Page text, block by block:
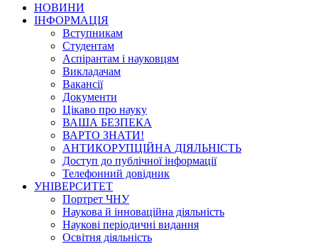
НОВИНИ
ІНФОРМАЦІЯ
Вступникам
Студентам
Аспірантам і науковцям
Викладачам
Вакансії
Документи
Цікаво про науку
ВАША БЕЗПЕКА
ВАРТО ЗНАТИ!
АНТИКОРУПЦІЙНА ДІЯЛЬНІСТЬ
Доступ до публічної інформації
Телефонний довідник
УНІВЕРСИТЕТ
Портрет ЧНУ
Наукова й інноваційна діяльність
Наукові періодичні видання
Освітня діяльність